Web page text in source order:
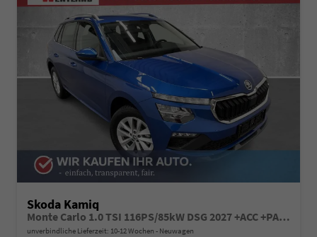
Skoda Kamiq
Monte Carlo 1.0 TSI 116PS/85kW DSG 2027 +ACC +PANO +MATRIX +17" ALU
unverbindliche Lieferzeit: 10-12 Wochen Neuwagen